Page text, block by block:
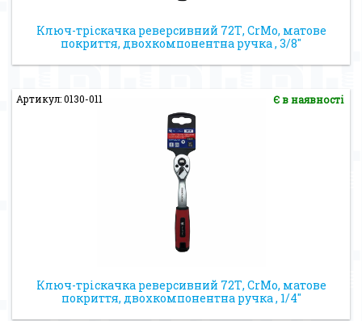
Ключ-тріскачка реверсивний 72Т, CrMo, матове
покриття, двохкомпонентна ручка , 3/8″
Артикул: 0130-011 Є в наявності
Ключ-тріскачка реверсивний 72Т, CrMo, матове
покриття, двохкомпонентна ручка , 1/4″